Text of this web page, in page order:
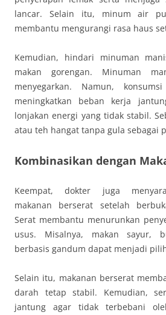
lancar. Selain itu, minum air
membantu mengurangi rasa haus
Kemudian, hindari minuman
makan gorengan. Minuman
menyegarkan. Namun,
meningkatkan beban kerja
lonjakan energi yang tidak stabil.
atau teh hangat tanpa gula sebagai
Kombinasikan dengan
Keempat, dokter juga
makanan berserat setelah
Serat membantu menurunkan
usus. Misalnya, makan sayur,
berbasis gandum dapat menjadi
Selain itu, makanan berserat
darah tetap stabil. Kemudian,
jantung agar tidak terbebani